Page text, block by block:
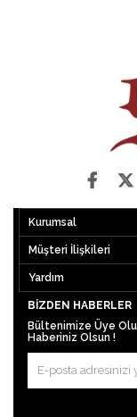
Kurumsal
Müşteri İlişkileri
Yardım
BIZDEN HABERLER
Bültenimize Üye
Haberiniz Olsun !